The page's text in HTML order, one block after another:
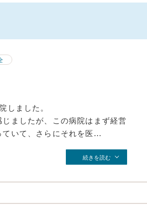
しました。
ましたが、この病院はまず経営
いて、さらにそれを医...
続きを読む